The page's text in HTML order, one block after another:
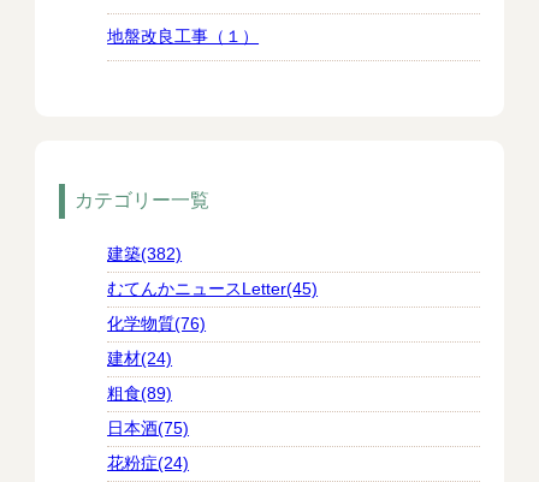
地盤改良工事（１）
カテゴリー一覧
建築(382)
むてんかニュースLetter(45)
化学物質(76)
建材(24)
粗食(89)
日本酒(75)
花粉症(24)